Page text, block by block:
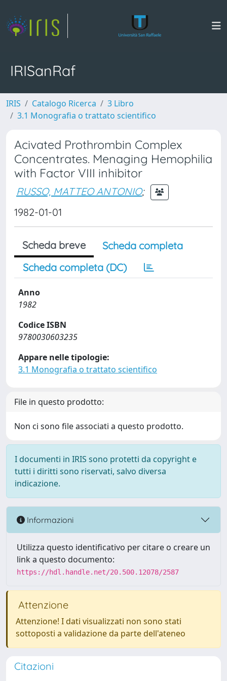
IRISanRaf
IRIS Catalogo Ricerca
3 Libro
3.1 Monografia o trattato scientifico
Acivated Prothrombin Complex
Concentrates. Menaging Hemophilia
with Factor VIII inhibitor
RUSSO, MATTEO ANTONIO;
1982-01-01
Scheda breve
Scheda completa
Scheda completa (DC)
Anno
1982
Codice ISBN
9780030603235
Appare nelle tipologie:
3.1 Monografia o trattato scientifico
File in questo prodotto:
Non ci sono file associati a questo prodotto.
I documenti in IRIS sono protetti da copyright e
tutti i diritti sono riservati, salvo diversa
indicazione.
Informazioni
Utilizza questo identificativo per citare o creare un
link a questo documento:
https://hdl.handle.net/20.500.12078/2587
Attenzione
Attenzione! I dati visualizzati non sono stati
sottoposti a validazione da parte dell'ateneo
Citazioni